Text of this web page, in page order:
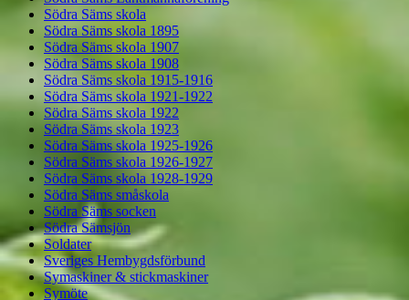
Södra Säms skola
Södra Säms skola 1895
Södra Säms skola 1907
Södra Säms skola 1908
Södra Säms skola 1915-1916
Södra Säms skola 1921-1922
Södra Säms skola 1922
Södra Säms skola 1923
Södra Säms skola 1925-1926
Södra Säms skola 1926-1927
Södra Säms skola 1928-1929
Södra Säms småskola
Södra Säms socken
Södra Sämsjön
Soldater
Sveriges Hembygdsförbund
Symaskiner & stickmaskiner
Symöte